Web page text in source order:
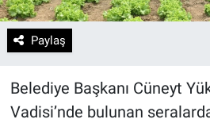
Paylaş
Belediye Başkanı Cüneyt
Vadisi’nde bulunan